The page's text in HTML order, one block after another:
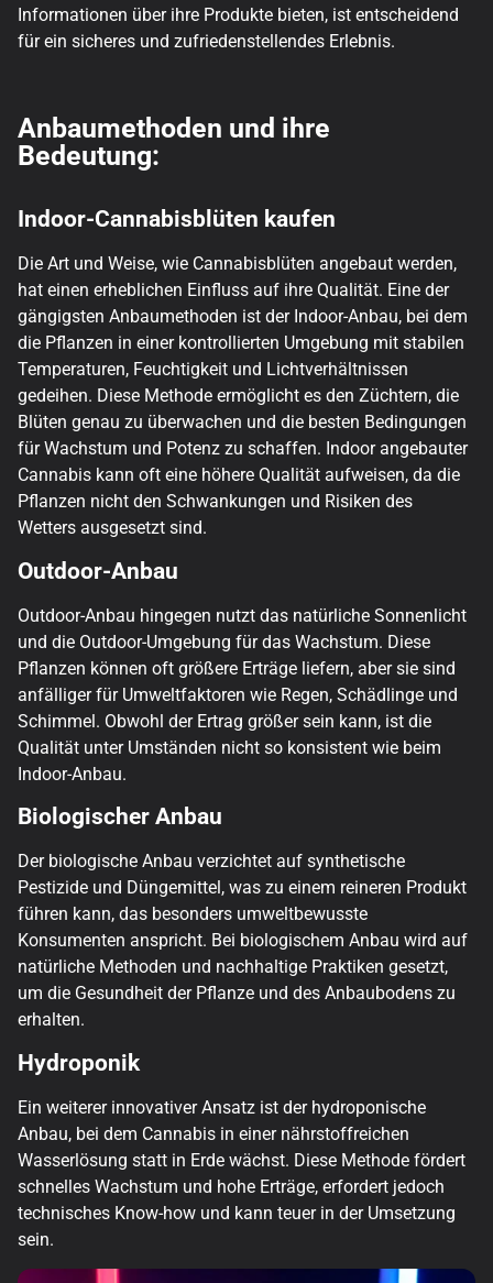
Informationen über ihre Produkte bieten, ist entscheidend
für ein sicheres und zufriedenstellendes Erlebnis.
Anbaumethoden und ihre
Bedeutung:
Indoor-Cannabisblüten kaufen
Die Art und Weise, wie Cannabisblüten angebaut werden,
hat einen erheblichen Einfluss auf ihre Qualität. Eine der
gängigsten Anbaumethoden ist der Indoor-Anbau, bei dem
die Pflanzen in einer kontrollierten Umgebung mit stabilen
Temperaturen, Feuchtigkeit und Lichtverhältnissen
gedeihen. Diese Methode ermöglicht es den Züchtern, die
Blüten genau zu überwachen und die besten Bedingungen
für Wachstum und Potenz zu schaffen. Indoor angebauter
Cannabis kann oft eine höhere Qualität aufweisen, da die
Pflanzen nicht den Schwankungen und Risiken des
Wetters ausgesetzt sind.
Outdoor-Anbau
Outdoor-Anbau hingegen nutzt das natürliche Sonnenlicht
und die Outdoor-Umgebung für das Wachstum. Diese
Pflanzen können oft größere Erträge liefern, aber sie sind
anfälliger für Umweltfaktoren wie Regen, Schädlinge und
Schimmel. Obwohl der Ertrag größer sein kann, ist die
Qualität unter Umständen nicht so konsistent wie beim
Indoor-Anbau.
Biologischer Anbau
Der biologische Anbau verzichtet auf synthetische
Pestizide und Düngemittel, was zu einem reineren Produkt
führen kann, das besonders umweltbewusste
Konsumenten anspricht. Bei biologischem Anbau wird auf
natürliche Methoden und nachhaltige Praktiken gesetzt,
um die Gesundheit der Pflanze und des Anbaubodens zu
erhalten.
Hydroponik
Ein weiterer innovativer Ansatz ist der hydroponische
Anbau, bei dem Cannabis in einer nährstoffreichen
Wasserlösung statt in Erde wächst. Diese Methode fördert
schnelles Wachstum und hohe Erträge, erfordert jedoch
technisches Know-how und kann teuer in der Umsetzung
sein.